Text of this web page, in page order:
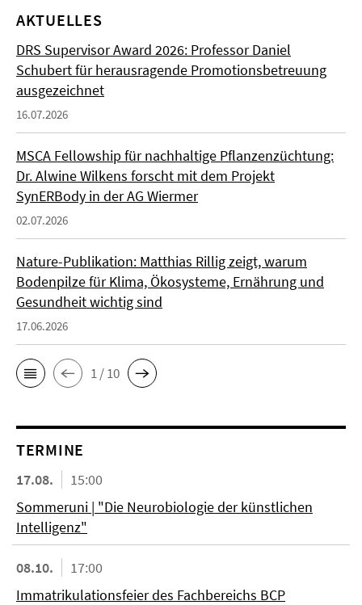
AKTUELLES
DRS Supervisor Award 2026: Professor Daniel
Schubert für herausragende Promotionsbetreuung
ausgezeichnet
16.07.2026
MSCA Fellowship für nachhaltige Pflanzenzüchtung:
Dr. Alwine Wilkens forscht mit dem Projekt
SynERBody in der AG Wiermer
02.07.2026
Nature-Publikation: Matthias Rillig zeigt, warum
Bodenpilze für Klima, Ökosysteme, Ernährung und
Gesundheit wichtig sind
17.06.2026
1 / 10
TERMINE
17.08.
15:00
Sommeruni | "Die Neurobiologie der künstlichen
Intelligenz"
08.10.
17:00
Immatrikulationsfeier des Fachbereichs BCP